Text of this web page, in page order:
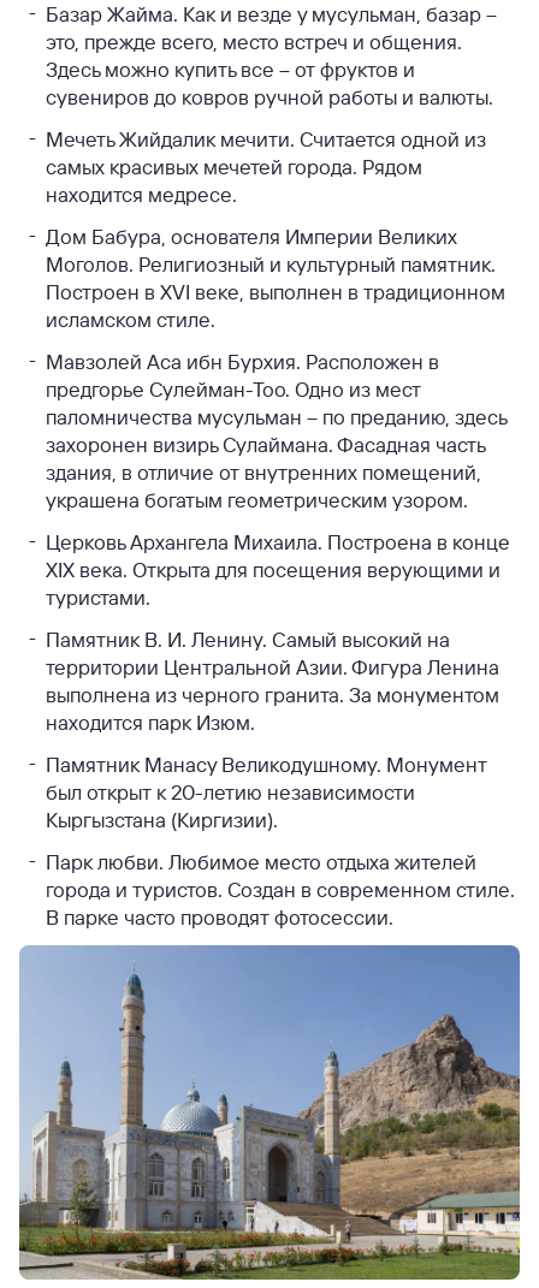
Базар Жайма. Как и везде у мусульман, базар –
это, прежде всего, место встреч и общения.
Здесь можно купить все – от фруктов и
сувениров до ковров ручной работы и валюты.
Мечеть Жийдалик мечити. Считается одной из
самых красивых мечетей города. Рядом
находится медресе.
Дом Бабура, основателя Империи Великих
Моголов. Религиозный и культурный памятник.
Построен в XVI веке, выполнен в традиционном
исламском стиле.
Мавзолей Аса ибн Бурхия. Расположен в
предгорье Сулейман-Тоо. Одно из мест
паломничества мусульман – по преданию, здесь
захоронен визирь Сулаймана. Фасадная часть
здания, в отличие от внутренних помещений,
украшена богатым геометрическим узором.
Церковь Архангела Михаила. Построена в конце
XIX века. Открыта для посещения верующими и
туристами.
Памятник В. И. Ленину. Самый высокий на
территории Центральной Азии. Фигура Ленина
выполнена из черного гранита. За монументом
находится парк Изюм.
Памятник Манасу Великодушному. Монумент
был открыт к 20-летию независимости
Кыргызстана (Киргизии).
Парк любви. Любимое место отдыха жителей
города и туристов. Создан в современном стиле.
В парке часто проводят фотосессии.